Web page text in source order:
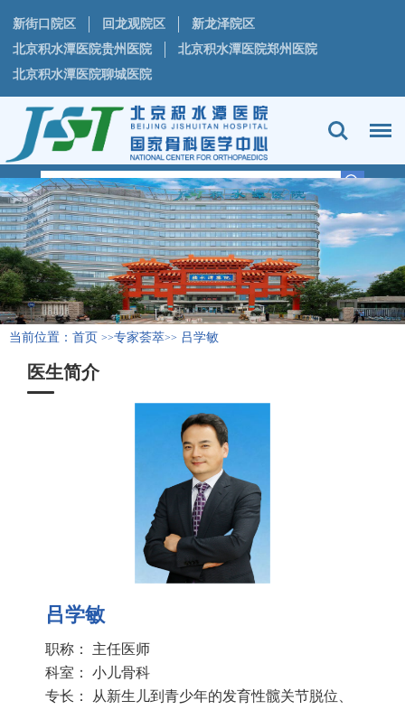
新街口院区 回龙观院区
新龙泽院区
北京积水潭医院贵州医院
北京积水潭医院郑州医院
北京积水潭医院聊城医院
当前位置： 首页 >>专家荟萃>> 吕学敏
医生简介
吕学敏
职称： 主任医师
科室： 小儿骨科
专长： 从新生儿到青少年的发育性髋关节脱位、